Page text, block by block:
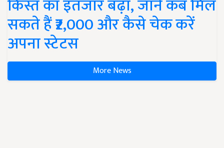
किस्त का इंतजार बढ़ा, जानें कब मिल
सकते हैं ₹2,000 और कैसे चेक करें
अपना स्टेटस
More News